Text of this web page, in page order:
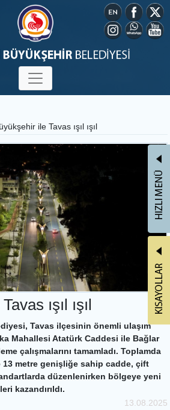
ile Tavas ışıl ışıl
ışıl ışıl
Tavas ilçesinin önemli ulaşım
Mahallesi Atatürk Caddesi ile Bağlar
çalışmalarını tamamladı. Toplamda
13 metre genişliğe sahip cadde, çift
düzenlenirken bölgeye yeni
kazandırıldı.
13.08.2025